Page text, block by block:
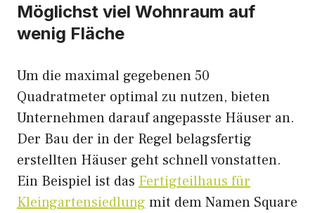
Möglichst viel Wohnraum auf
wenig Fläche
Um die maximal gegebenen 50
Quadratmeter optimal zu nutzen, bieten
Unternehmen darauf angepasste Häuser an.
Der Bau der in der Regel belagsfertig
erstellten Häuser geht schnell vonstatten.
Ein Beispiel ist das Fertigteilhaus für
Kleingartensiedlung mit dem Namen Square